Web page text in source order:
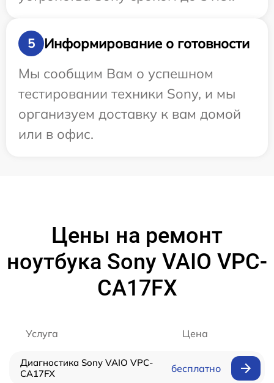
5
Информирование о готовности
Мы сообщим Вам о успешном
тестировании техники Sony, и мы
организуем доставку к вам домой
или в офис.
Цены на ремонт
ноутбука Sony VAIO VPC-
CA17FX
Услуга Цена
Диагностика Sony VAIO VPC-
CA17FX
бесплатно